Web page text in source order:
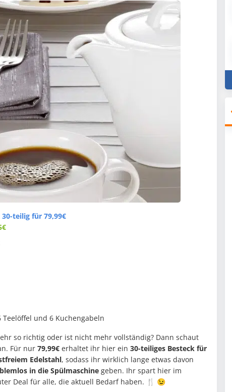
teilig für 79,99€
Teelöffel und 6 Kuchengabeln
so richtig oder ist nicht mehr vollständig? Dann schaut
Für nur 79,99€ erhaltet ihr hier ein 30-teiliges Besteck für
Edelstahl, sodass ihr wirklich lange etwas davon
in die Spülmaschine geben. Ihr spart hier im
Deal für alle, die aktuell Bedarf haben. 🍴 😉